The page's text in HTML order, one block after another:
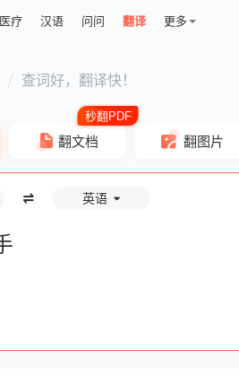
医疗 汉语 问问 翻译 更多
查词好，翻译快！
翻文档 翻图片
英语